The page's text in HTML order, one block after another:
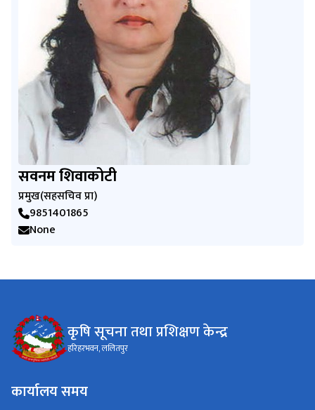
सवनम शिवाकोटी
प्रमुख(सहसचिव प्रा)
9851401865
None
कृषि सूचना तथा प्रशिक्षण केन्द्र
हरिहरभवन, ललितपुर
कार्यालय समय